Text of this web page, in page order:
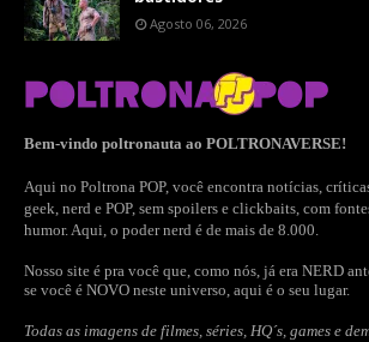
Agosto 06, 2026
Bem-vindo poltronauta ao POLTRONAVERSE!
Aqui no Poltrona POP, você encontra notícias,
geek, nerd e POP, sem spoilers e clickbaits, com
humor. Aqui, o poder nerd é de mais de 8.000.
Nosso site é pra você que, como nós, já era NERD
se você é NOVO neste universo, aqui é o seu lugar.
Todas as imagens de filmes, séries, HQ´s, games e